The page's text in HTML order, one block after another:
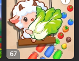
67